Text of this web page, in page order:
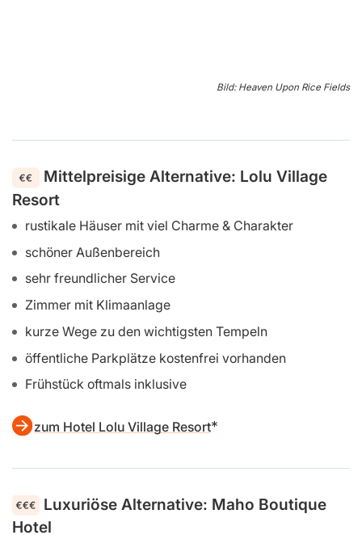
Mittelpreisige Alternative: Lolu Village
rustikale Häuser mit viel Charme & Charakter
Zimmer mit Klimaanlage